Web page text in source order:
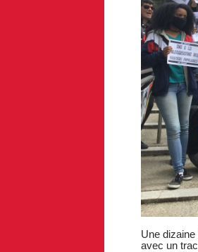
Une
avec un